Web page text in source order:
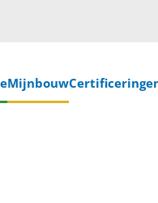
Mijnbouw